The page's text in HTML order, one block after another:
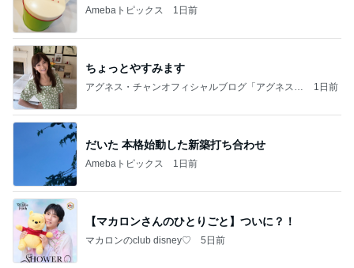
Amebaトピックス 1日前
ちょっとやすみます
アグネス・チャンオフィシャルブログ「アグネスち
1日前
だいた 本格始動した新築打ち合わせ
Amebaトピックス 1日前
【マカロンさんのひとりごと】ついに？！
マカロンのclub disney♡ 5日前